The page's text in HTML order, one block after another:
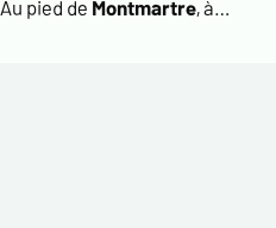
Au pied de Montmartre, à…